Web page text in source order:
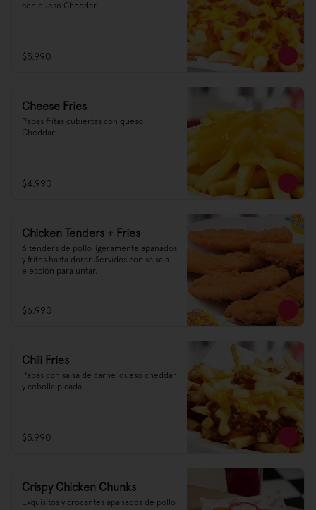
con queso Cheddar.
$5.990
Cheese Fries
Papas fritas cubiertas con queso
Cheddar.
$4.990
Chicken Tenders + Fries
6 tenders de pollo ligeramente apanados
y fritos hasta dorar. Servidos con salsa a
elección para untar.
$6.990
Chili Fries
Papas con salsa de carne, queso cheddar
y cebolla picada.
$5.990
Crispy Chicken Chunks
Exquisitos y crocantes apanados de pollo